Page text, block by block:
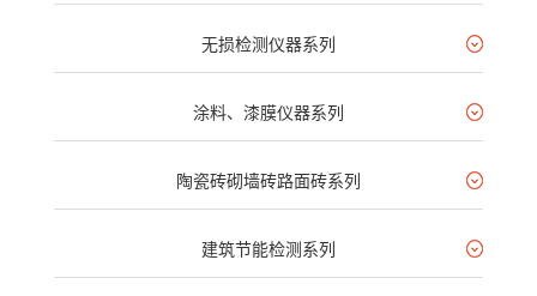
无损检测仪器系列
涂料、漆膜仪器系列
陶瓷砖砌墙砖路面砖系列
建筑节能检测系列